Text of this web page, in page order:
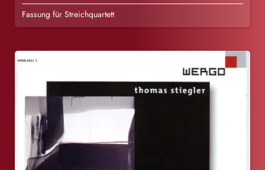
Fassung für Streichquartett